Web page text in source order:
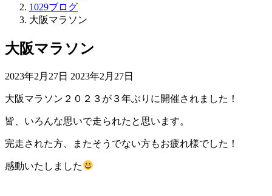
1029ブログ
大阪マラソン
大阪マラソン
2023年2月27日 最
更
日
時
2023年2月27日
大阪マラソン２０２３が３年ぶりに開催されました！
皆、いろんな思いで走られたと思います。
完走された方、またそうでない方もお疲れ様でした！
感動いたしました